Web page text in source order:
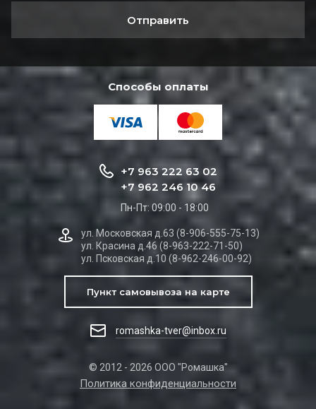
Отправить
Способы оплаты
© 2012 - 2026 ООО "Ромашка"
Политика конфиденциальности
+7 963 222 63 02
+7 962 246 10 46
Пн-Пт: 09:00 - 18:00
ул. Московская д.63 (8-906-555-75-13)
ул. Красина д.46 (8-963-222-71-50)
ул. Псковская д.10 (8-962-246-00-92)
Пункт самовывоза на карте
romashka-tver@inbox.ru